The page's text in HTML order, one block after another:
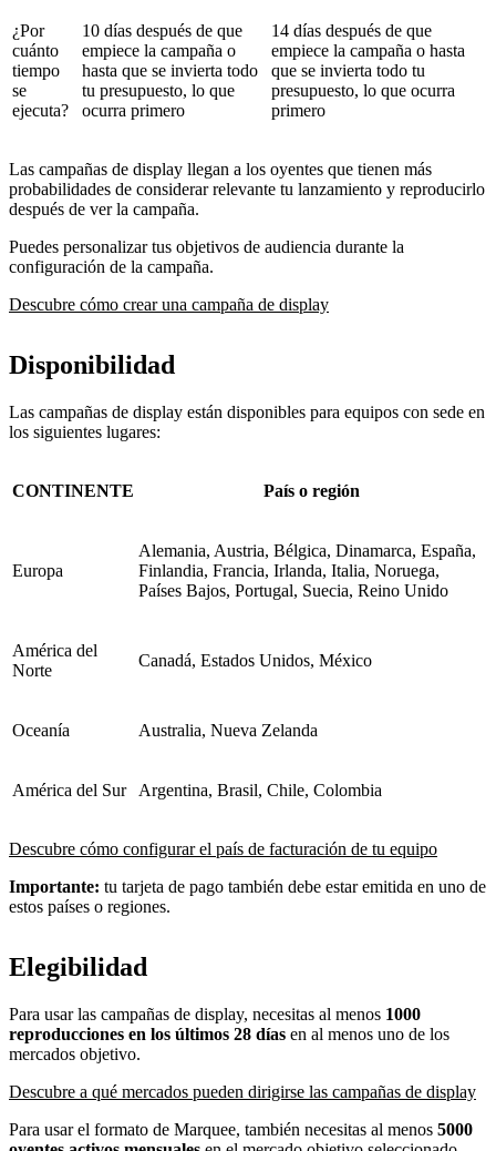
¿Por
cuánto
tiempo
se
ejecuta?
10 días después de que
empiece la campaña o
hasta que se invierta todo
tu presupuesto, lo que
ocurra primero
14 días después de que
empiece la campaña o hasta
que se invierta todo tu
presupuesto, lo que ocurra
primero
Las campañas de display llegan a los oyentes que tienen más
probabilidades de considerar relevante tu lanzamiento y reproducirlo
después de ver la campaña.
Puedes personalizar tus objetivos de audiencia durante la
configuración de la campaña.
Descubre cómo crear una campaña de display
Disponibilidad
Las campañas de display están disponibles para equipos con sede en
los siguientes lugares:
CONTINENTE País o región
Europa
Alemania, Austria, Bélgica, Dinamarca, España,
Finlandia, Francia, Irlanda, Italia, Noruega,
Países Bajos, Portugal, Suecia, Reino Unido
América del
Norte
Canadá, Estados Unidos, México
Oceanía Australia, Nueva Zelanda
América del Sur Argentina, Brasil, Chile, Colombia
Descubre cómo configurar el país de facturación de tu equipo
Importante: tu tarjeta de pago también debe estar emitida en uno de
estos países o regiones.
Elegibilidad
Para usar las campañas de display, necesitas al menos 1000
reproducciones en los últimos 28 días en al menos uno de los
mercados objetivo.
Descubre a qué mercados pueden dirigirse las campañas de display
Para usar el formato de Marquee, también necesitas al menos 5000